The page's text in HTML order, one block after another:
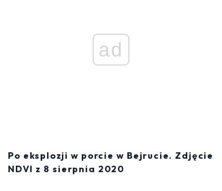
ad
Po eksplozji w porcie w Bejrucie. Zdjęcie
NDVI z 8 sierpnia 2020